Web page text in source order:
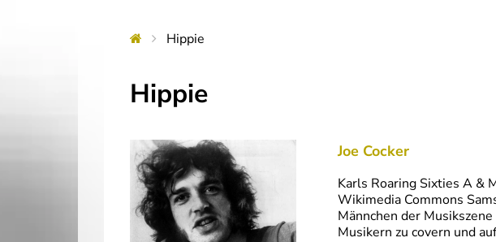
Hippie
Hippie
Joe Cocker
Karls Roaring Sixties A &
Wikimedia Commons
Männchen der
Musikern zu covern und